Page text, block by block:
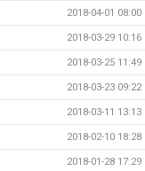
2018-04-01 08:00
2018-03-29 10:16
2018-03-25 11:49
2018-03-23 09:22
2018-03-11 13:13
2018-02-10 18:28
2018-01-28 17:29